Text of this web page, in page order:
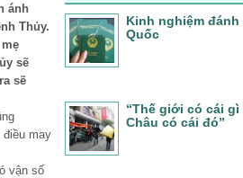
ánh
Thủy.
sẽ
sẽ
may
vận số
Kinh nghiệm đánh
Quốc
“Thế giới có cái gì
Châu có cái đó”